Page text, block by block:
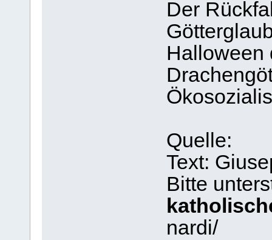
Der
Halloween
Quelle:
Text:
Bitte
nardi/